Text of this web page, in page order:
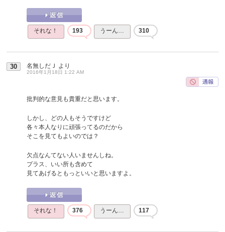
それな！ 193 うーん… 310
30 名無しだＪ より
2016年1月18日 1:22 AM
批判的な意見も貴重だと思います。
しかし、どの人もそうですけど
各々本人なりに頑張ってるのだから
そこを見てもよいのでは？
欠点なんてない人いませんしね。
プラス、いい所も含めて
見てあげるともっといいと思いますよ。
それな！ 376 うーん… 117